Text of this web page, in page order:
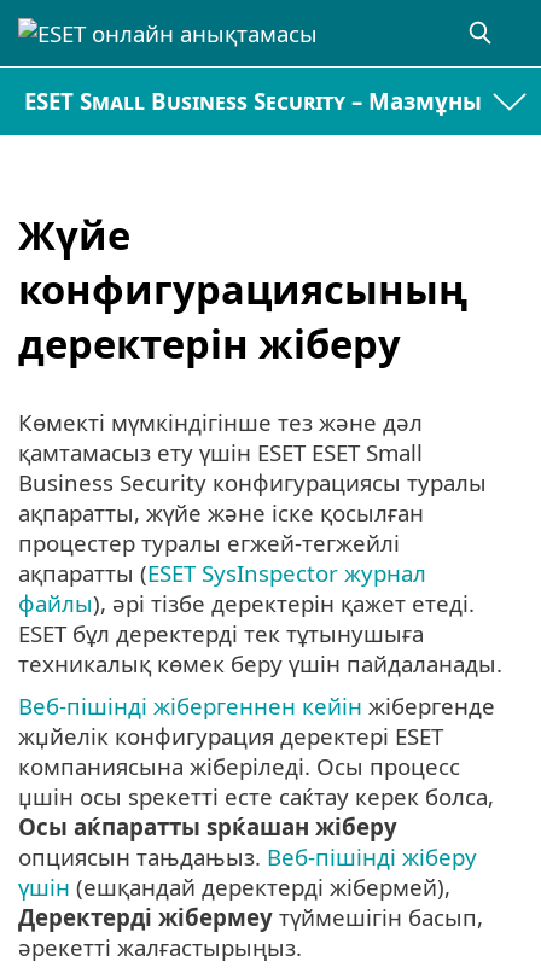
ESET Small Business Security – Мазмұны
Жүйе
конфигурациясының
деректерін жіберу
Көмекті мүмкіндігінше тез және дәл
қамтамасыз ету үшін ESET ESET Small
Business Security конфигурациясы туралы
ақпаратты, жүйе және іске қосылған
процестер туралы егжей-тегжейлі
ақпаратты (ESET SysInspector журнал
файлы), әрі тізбе деректерін қажет етеді.
ESET бұл деректерді тек тұтынушыға
техникалық көмек беру үшін пайдаланады.
Веб-пішінді жібергеннен кейін жібергенде
жџйелік конфигурация деректері ESET
компаниясына жіберіледі. Осы процесс
џшін осы ѕрекетті есте саќтау керек болса,
Осы аќпаратты ѕрќашан жіберу
опциясын тањдањыз. Веб-пішінді жіберу
үшін (ешқандай деректерді жібермей),
Деректерді жібермеу түймешігін басып,
әрекетті жалғастырыңыз.